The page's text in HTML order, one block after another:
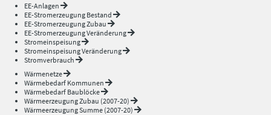
EE-Anlagen
EE-Stromerzeugung Bestand
EE-Stromerzeugung Zubau
EE-Stromerzeugung Veränderung
Stromeinspeisung
Stromeinspeisung Veränderung
Stromverbrauch
Wärmenetze
Wärmebedarf Kommunen
Wärmebedarf Baublöcke
Wärmeerzeugung Zubau (2007-20)
Wärmeerzeugung Summe (2007-20)